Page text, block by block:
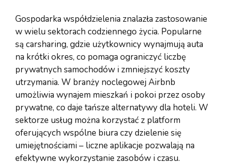
Gospodarka współdzielenia znalazła zastosowanie
w wielu sektorach codziennego życia. Popularne
są carsharing, gdzie użytkownicy wynajmują auta
na krótki okres, co pomaga ograniczyć liczbę
prywatnych samochodów i zmniejszyć koszty
utrzymania. W branży noclegowej Airbnb
umożliwia wynajem mieszkań i pokoi przez osoby
prywatne, co daje tańsze alternatywy dla hoteli. W
sektorze usług można korzystać z platform
oferujących wspólne biura czy dzielenie się
umiejętnościami – liczne aplikacje pozwalają na
efektywne wykorzystanie zasobów i czasu.